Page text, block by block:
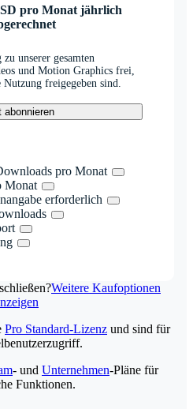
pro Monat jährlich
unserer gesamten
und Motion Graphics frei,
freigegeben sind.
abonnieren
pro Monat
Monat
erforderlich
Weitere Kaufoptionen
Pro Standard-Lizenz und sind für
- und Unternehmen-Pläne für
Funktionen.